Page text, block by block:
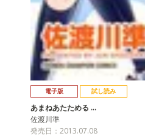
電子版 試し読み
あまねあたためる …
佐渡川準
発売日：2013.07.08